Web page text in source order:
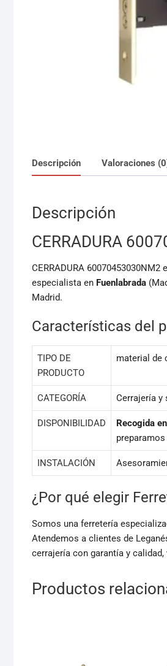
Descripción Valoraciones
Descripción
CERRADURA
CERRADURA
especialista en Fuenlabrada
Madrid.
Características del
TIPO DE
PRODUCTO
material de
CATEGORÍA Cerrajería y
DISPONIBILIDAD Recogida
preparamos
INSTALACIÓN
¿Por qué elegir
Somos una ferretería
Atendemos a clientes de
cerrajería con garantía y
Productos